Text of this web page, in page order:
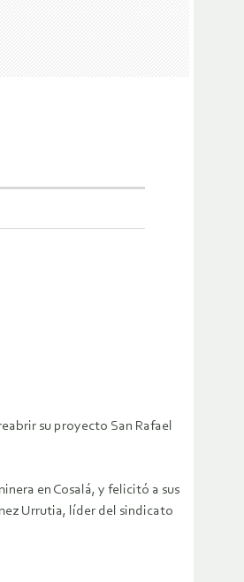
su proyecto San Rafael
en Cosalá, y felicitó a sus
Urrutia, líder del sindicato